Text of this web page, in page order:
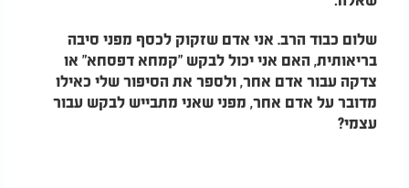
שלום כבוד הרב. אני אדם שזקוק לכסף מפני סיבה
בריאותית, האם אני יכול לבקש "קמחא דפסחא" או
צדקה עבור אדם אחר, ולספר את הסיפור שלי כאילו
מדובר על אדם אחר, מפני שאני מתבייש לבקש עבור
עצמי?